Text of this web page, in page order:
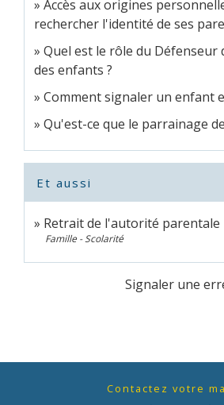
Accès aux origines
rechercher l'identité de ses
Quel est le rôle du Défenseur
des enfants ?
Comment signaler un enfant
Qu'est-ce que le parrainage
Et aussi
Retrait de l'autorité parentale
Famille - Scolarité
Signaler une
Contactez votre